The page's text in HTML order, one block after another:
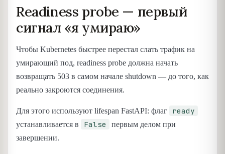
Readiness probe — первый
сигнал «я умираю»
Чтобы Kubernetes быстрее перестал слать трафик на
умирающий под, readiness probe должна начать
возвращать 503 в самом начале shutdown — до того, как
реально закроются соединения.
Для этого используют lifespan FastAPI: флаг ready
устанавливается в False
первым делом при
завершении.